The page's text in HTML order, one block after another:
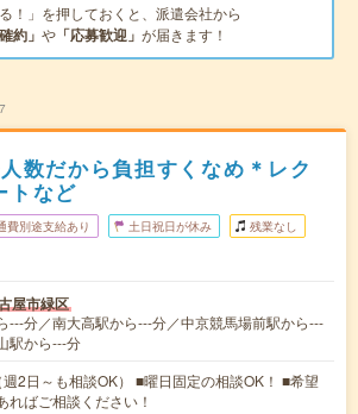
る！」を押しておくと、派遣会社から
約」 や 「応募歓迎」 が届きます！
数だから負担すくなめ＊レク
トなど
費別途支給あり 土日祝日が休み 残業なし
屋市緑区
---分／南大高駅から---分／中京競馬場前駅から---
駅から---分
2日～も相談OK） ■曜日固定の相談OK！ ■希望
ればご相談ください！